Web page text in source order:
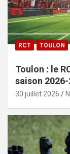
RCT TOULON
Toulon : le
saison
30 juillet 2026